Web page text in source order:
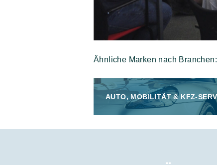
Ähnliche Marken nach Branchen:
AUTO, MOBILITÄT & KFZ-